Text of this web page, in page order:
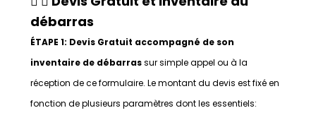
débarras
ÉTAPE 1: Devis Gratuit accompagné de son
inventaire de débarrassur simple appel ou à la
réception de ce formulaire. Le montant du devis est fixé en
fonction de plusieurs paramètres dont les essentiels: